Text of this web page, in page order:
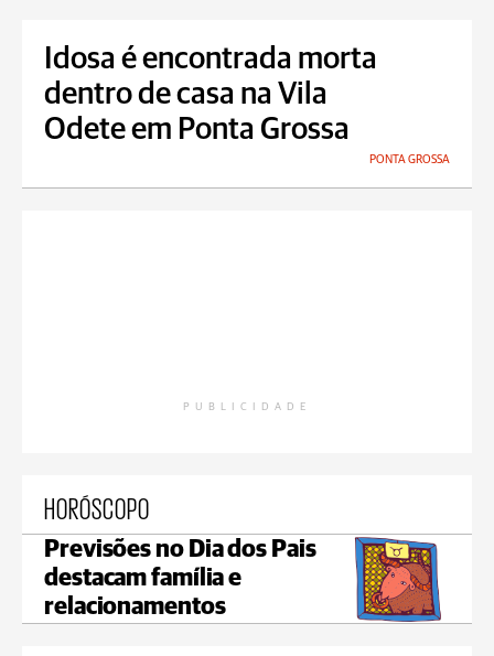
Idosa é encontrada morta
dentro de casa na Vila
Odete em Ponta Grossa
PONTA GROSSA
PUBLICIDADE
HORÓSCOPO
Previsões no Dia dos Pais
destacam família e
relacionamentos